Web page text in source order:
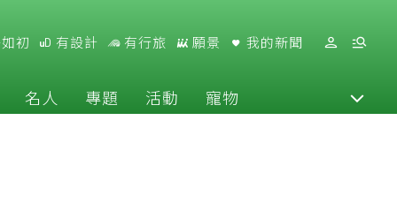
初 有設計 有行旅 願景 我的新聞
名人 專題 活動 寵物